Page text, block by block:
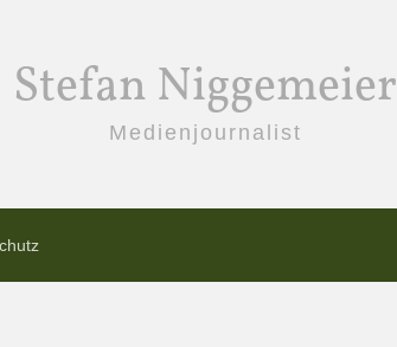
Stefan Niggemeier
Medienjournalist